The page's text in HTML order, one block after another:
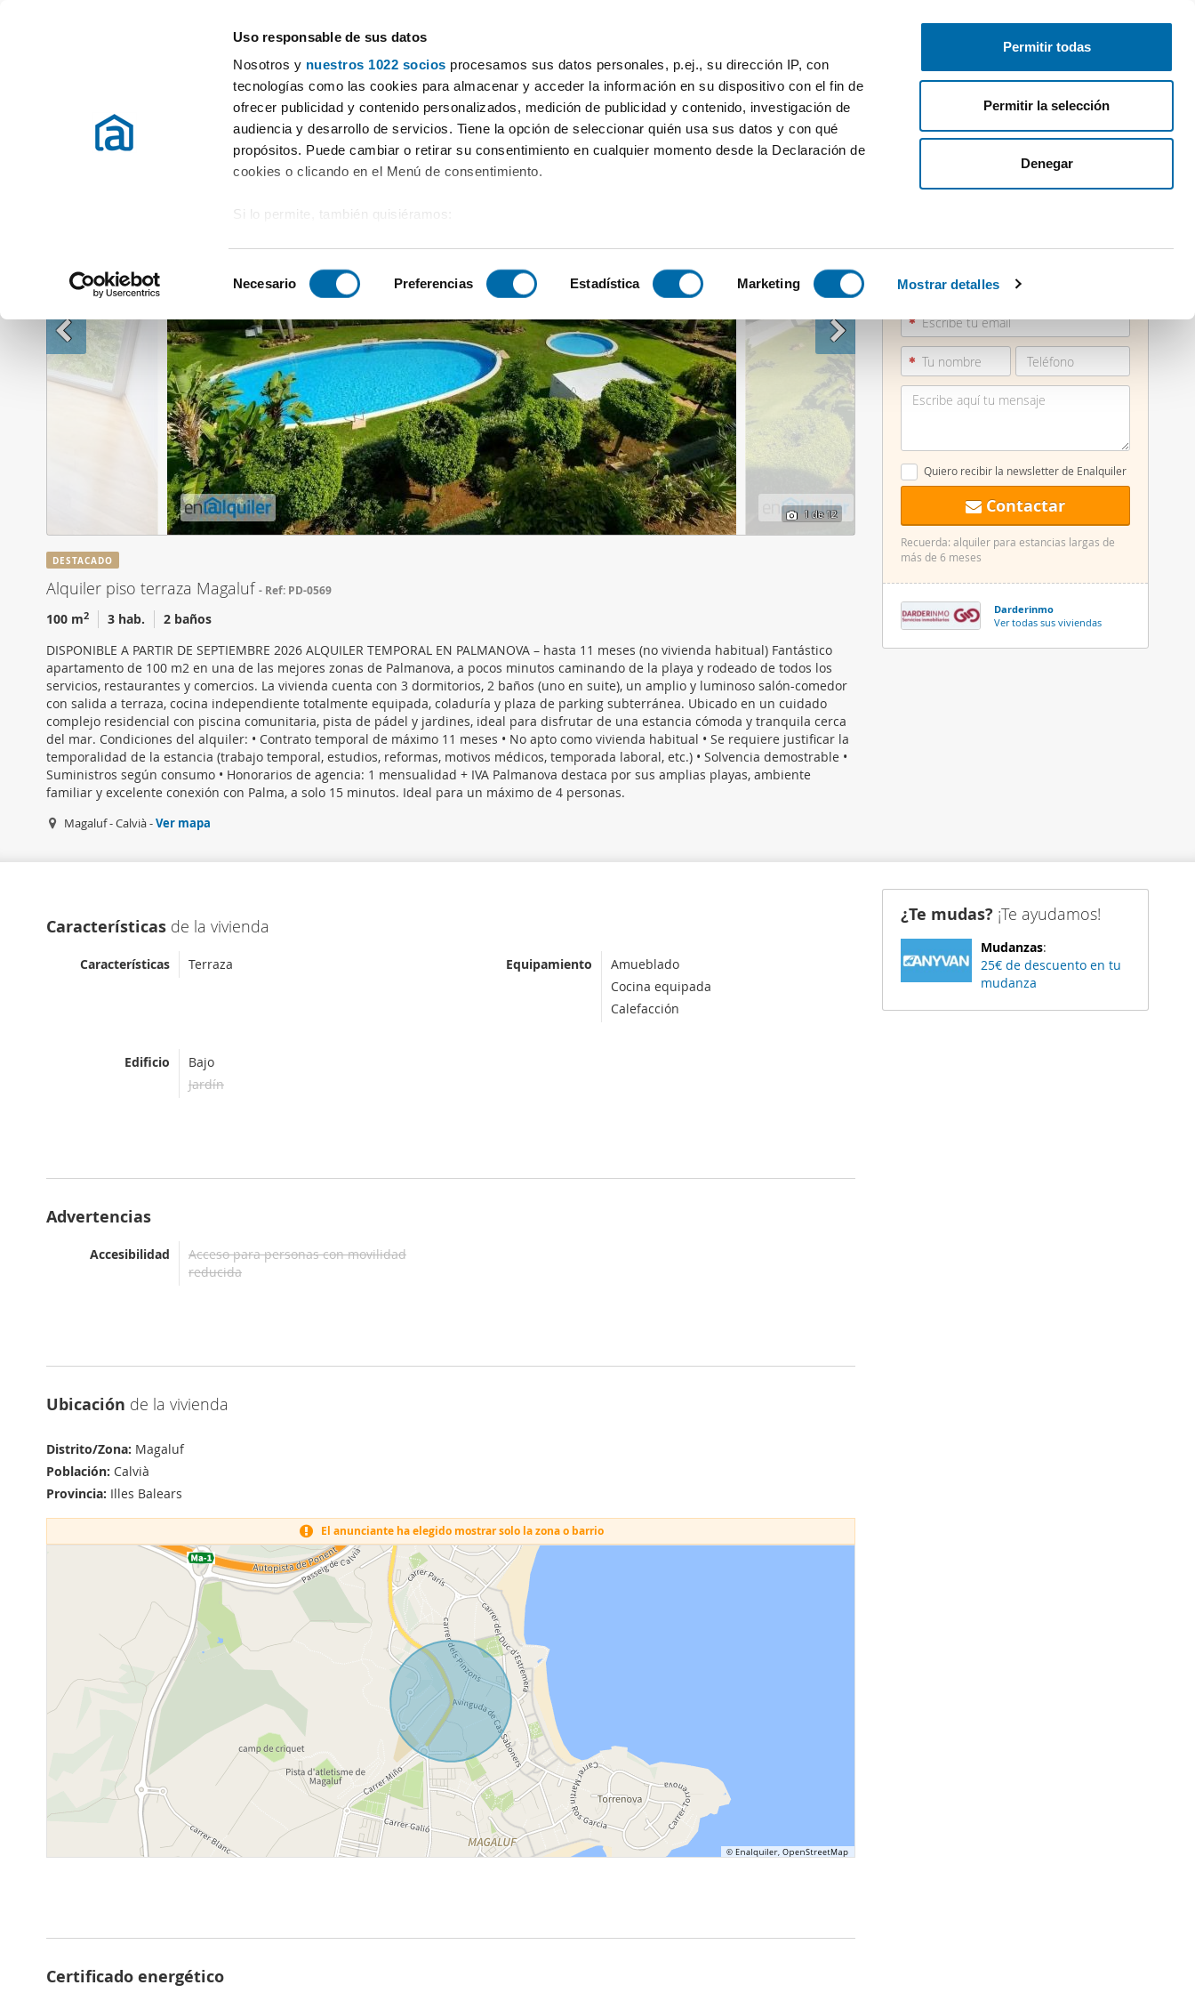
Uso responsable de sus datos
Nosotros y nuestros 1022 socios procesamos sus datos personales, p.ej., su dirección IP, con
tecnologías como las cookies para almacenar y acceder la información en su dispositivo con el fin de
ofrecer publicidad y contenido personalizados, medición de publicidad y contenido, investigación de
audiencia y desarrollo de servicios. Tiene la opción de seleccionar quién usa sus datos y con qué
propósitos. Puede cambiar o retirar su consentimiento en cualquier momento desde la Declaración de
cookies o clicando en el Menú de consentimiento.
Si lo permite, también quisiéramos:
Identificar su dispositivo analizándolo activamente para buscar características específicas (huellas
Obtenga más información sobre cómo se procesan sus datos personales y establezca sus
preferencias en lasección de datos. Puede cambiar o retirar su consentimiento en cualquier momento
en la Declaración de cookies.
Las cookies de este sitio web se usan para personalizar el contenido y los anuncios, ofrecer funciones
de redes sociales y analizar el tráfico. Además, compartimos información sobre el uso que haga del
sitio web con nuestros partners de redes sociales, publicidad y análisis web, quienes pueden
combinarla con otra información que les haya proporcionado o que hayan recopilado a partir del uso
que haya hecho de sus servicios.
e
e
c
c
i
ó
n
d
e
c
e
i
m
i
e
n
t
o
Necesario Preferencias Estadística Marketing Mostrar detalles
Permitir todas
Permitir la selección
Denegar
Publica gratis Inicia sesión
Alquiler Pisos Calvià Alquiler piso terraza Magaluf
1 de 12
871 21... Ver teléfono
Quiero recibir la newsletter de Enalquiler
Contactar
Recuerda: alquiler para estancias largas de
más de 6 meses
Darderinmo
Ver todas sus viviendas
DESTACADO
Alquiler piso terraza Magaluf Ref: PD-0569
100 m2 3 hab.
2 baños
DISPONIBLE A PARTIR DE SEPTIEMBRE 2026 ALQUILER TEMPORAL EN PALMANOVA – hasta 11 meses (no vivienda habitual) Fantástico
apartamento de 100 m2 en una de las mejores zonas de Palmanova, a pocos minutos caminando de la playa y rodeado de todos los
servicios, restaurantes y comercios. La vivienda cuenta con 3 dormitorios, 2 baños (uno en suite), un amplio y luminoso salón-comedor
con salida a terraza, cocina independiente totalmente equipada, coladuría y plaza de parking subterránea. Ubicado en un cuidado
complejo residencial con piscina comunitaria, pista de pádel y jardines, ideal para disfrutar de una estancia cómoda y tranquila cerca
del mar. Condiciones del alquiler: • Contrato temporal de máximo 11 meses • No apto como vivienda habitual • Se requiere justificar la
temporalidad de la estancia (trabajo temporal, estudios, reformas, motivos médicos, temporada laboral, etc.) • Solvencia demostrable •
Suministros según consumo • Honorarios de agencia: 1 mensualidad + IVA Palmanova destaca por sus amplias playas, ambiente
familiar y excelente conexión con Palma, a solo 15 minutos. Ideal para un máximo de 4 personas.
Magaluf - Calvià -Ver mapa
Características de la vivienda
Características Terraza Equipamiento
Amueblado
Cocina equipada
Calefacción
Edificio
Bajo
Jardín
Advertencias
Accesibilidad
Acceso para personas con movilidad
reducida
Ubicación de la vivienda
Distrito/Zona: Magaluf
Población: Calvià
Provincia: Illes Balears
El anunciante ha elegido mostrar solo la zona o barrio
Certificado energético
¿Te mudas? ¡Te ayudamos!
Mudanzas:
25€ de descuento en tu
mudanza